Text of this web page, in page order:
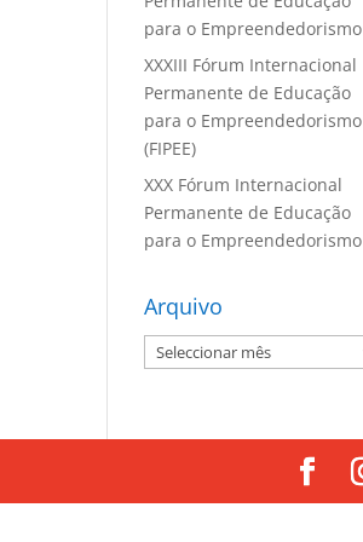
para o Empreendedorismo
XXXIII Fórum Internacional
Permanente de Educação
para o Empreendedorismo
(FIPEE)
XXX Fórum Internacional
Permanente de Educação
para o Empreendedorismo
Arquivo
Arquivo